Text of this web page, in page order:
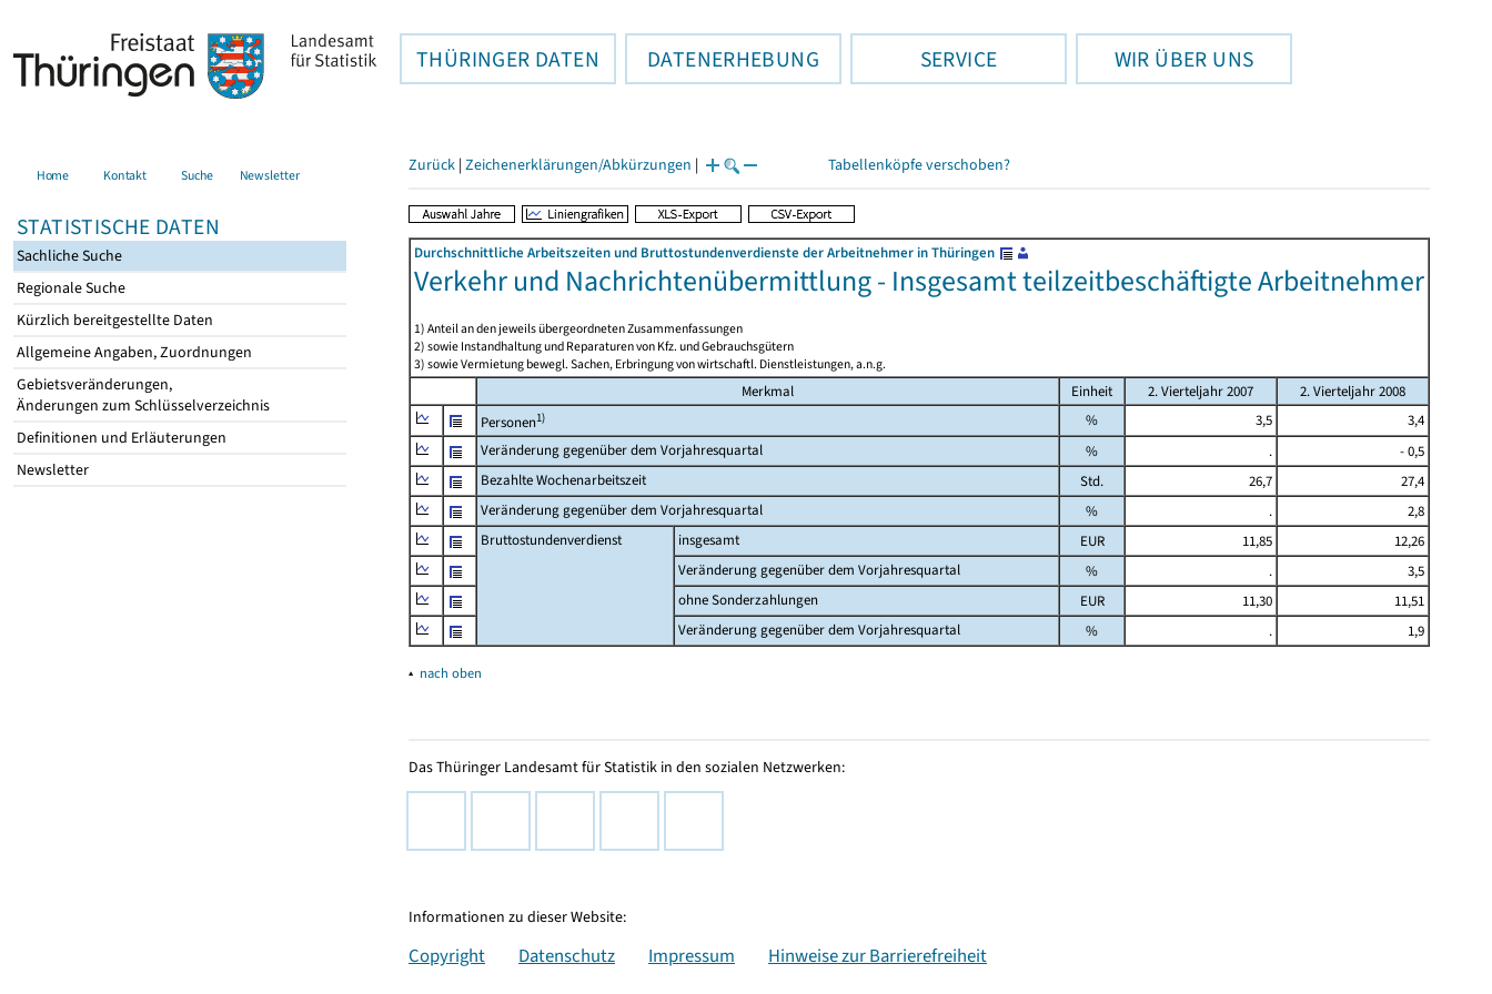
THÜRINGER DATEN DATENERHEBUNG SERVICE WIR ÜBER UNS
Home Kontakt Suche Newsletter
STATISTISCHE DATEN
Sachliche Suche
Regionale Suche
Kürzlich bereitgestellte Daten
Allgemeine Angaben, Zuordnungen
Gebietsveränderungen,
Änderungen zum Schlüsselverzeichnis
Definitionen und Erläuterungen
Newsletter
Zurück | Zeichenerklärungen/Abkürzungen | Tabellenköpfe verschoben?
Durchschnittliche Arbeitszeiten und Bruttostundenverdienste der Arbeitnehmer in Thüringen
Verkehr und Nachrichtenübermittlung - Insgesamt teilzeitbeschäftigte Arbeitnehmer
1) Anteil an den jeweils übergeordneten Zusammenfassungen
2) sowie Instandhaltung und Reparaturen von Kfz. und Gebrauchsgütern
3) sowie Vermietung bewegl. Sachen, Erbringung von wirtschaftl. Dienstleistungen, a.n.g.
Merkmal Einheit 2. Vierteljahr 2007
2. Vierteljahr 2008
Personen1) % 3,5
3,4
Veränderung gegenüber dem Vorjahresquartal
% .
- 0,5
Bezahlte Wochenarbeitszeit
Std. 26,7
27,4
Veränderung gegenüber dem Vorjahresquartal
% .
2,8
Bruttostundenverdienst
insgesamt EUR 11,85
12,26
Veränderung gegenüber dem Vorjahresquartal
% .
3,5
ohne Sonderzahlungen
EUR 11,30
11,51
Veränderung gegenüber dem Vorjahresquartal
% . 1,9
▴ nach oben
Das Thüringer Landesamt für Statistik in den sozialen Netzwerken:
Informationen zu dieser Website:
Copyright Datenschutz Impressum Hinweise zur Barrierefreiheit